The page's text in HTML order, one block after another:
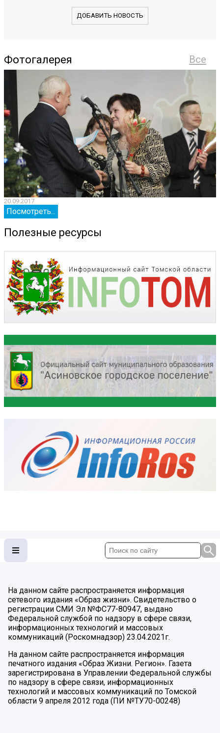
ДОБАВИТЬ НОВОСТЬ
Все
Фотогалерея
20.09.2017
Посмотреть...
Полезные ресурсы
На данном сайте распространяется информация
сетевого издания «Образ жизни». Свидетельство о
регистрации СМИ Эл №ФС77-80947, выдано
Федеральной службой по надзору в сфере связи,
информационных технологий и массовых
коммуникаций (Роскомнадзор) 23.04.2021г.
На данном сайте распространяется информация
печатного издания «Образ Жизни. Регион». Газета
зарегистрирована в Управлении Федеральной службы
по надзору в сфере связи, информационных
технологий и массовых коммуникаций по Томской
области 9 апреля 2012 года (ПИ №ТУ70-00248)